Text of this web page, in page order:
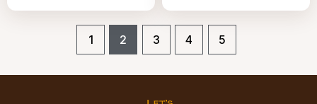
1 2 3 4 5